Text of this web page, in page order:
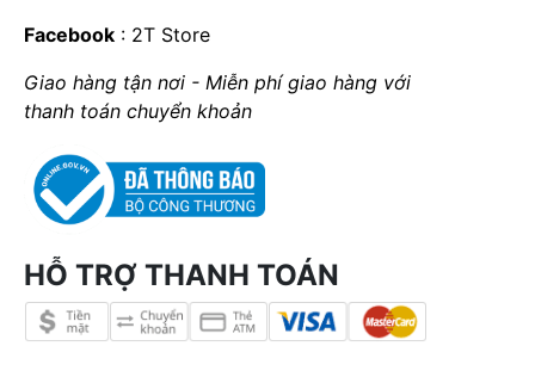
Facebook : 2T Store
Giao hàng tận nơi - Miễn phí giao hàng với
thanh toán chuyển khoản
HỖ TRỢ THANH TOÁN